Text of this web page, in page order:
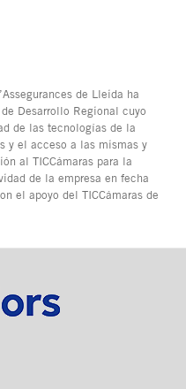
de Lleida ha
Desarrollo Regional cuyo
de las tecnologías de la
y el acceso a las mismas y
al TICCámaras para la
de la empresa en fecha
el apoyo del TICCámaras de